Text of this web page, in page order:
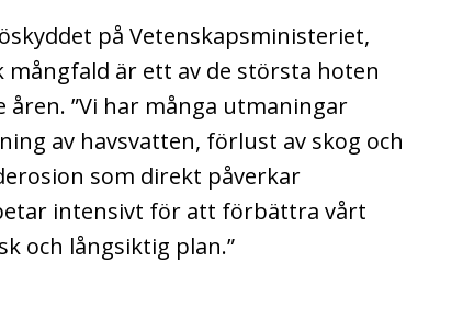
på Vetenskapsministeriet,
är ett av de största hoten
”Vi har många utmaningar
av havsvatten, förlust av skog och
som direkt påverkar
intensivt för att förbättra vårt
och långsiktig plan.”